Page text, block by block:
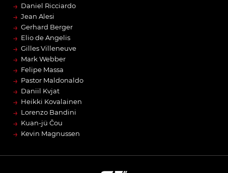
→ Daniel Ricciardo
→ Jean Alesi
→ Gerhard Berger
→ Elio de Angelis
→ Gilles Villeneuve
→ Mark Webber
→ Felipe Massa
→ Pastor Maldonaldo
→ Daniil Kvjat
→ Heikki Kovalainen
→ Lorenzo Bandini
→ Kuan-jü Čou
→ Kevin Magnussen